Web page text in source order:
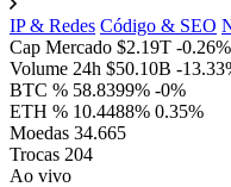
IP & Redes Código & SEO
Cap Mercado $2.19T -0.26%
Volume 24h $50.10B -
BTC % 58.8399% -0%
ETH % 10.4488% 0.35%
Moedas 34.665
Trocas 204
Ao vivo